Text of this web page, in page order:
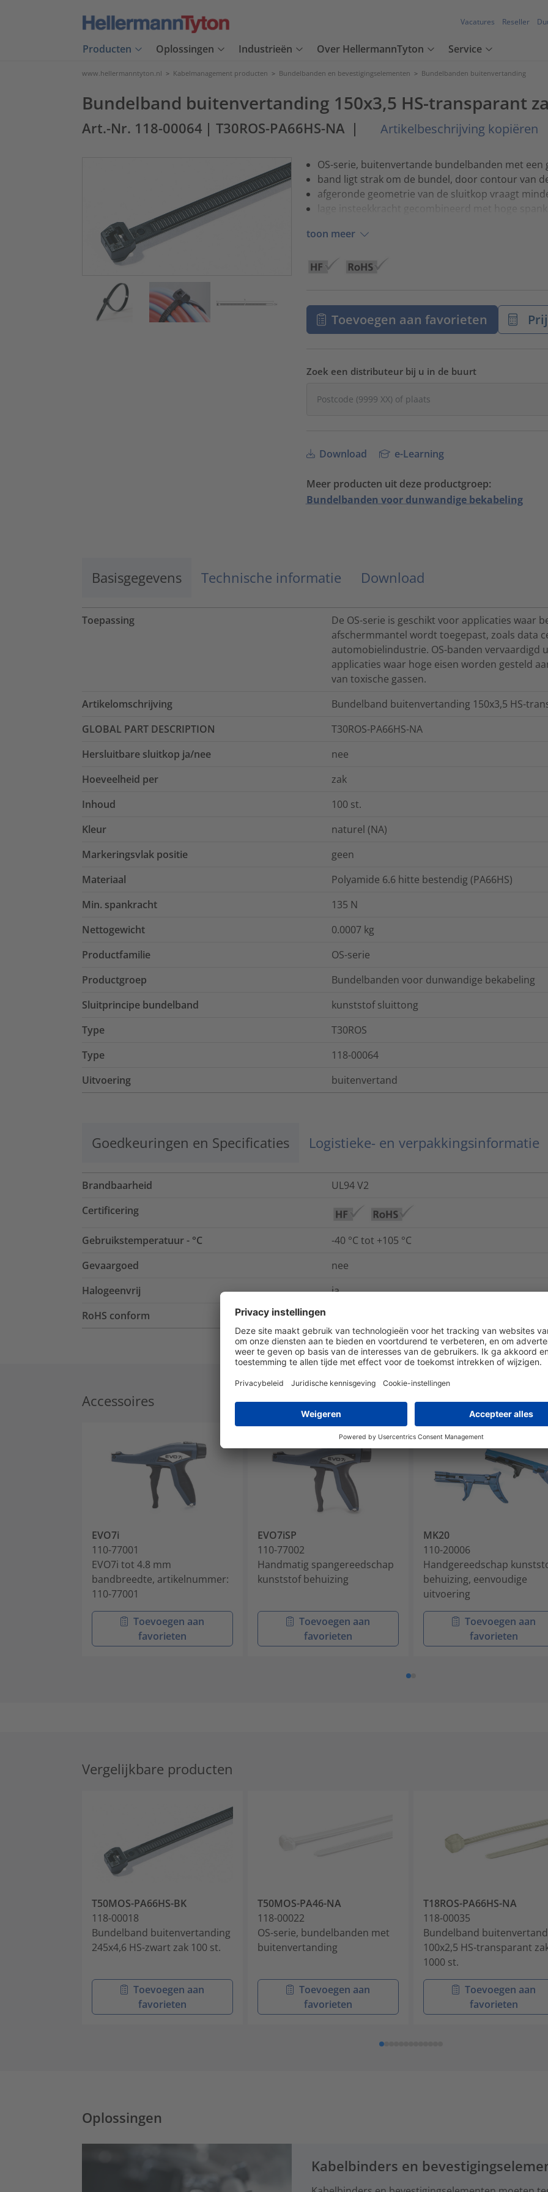
Vacatures Reseller
Producten Oplossingen Industrieën Over HellermannTyton Service
www.hellermanntyton.nl > Kabelmanagement producten > Bundelbanden en bevestigingselementen > Bundelbanden buitenvertanding
Bundelband buitenvertanding 150x3,5 HS-transparant
Art.-Nr. 118-00064 | T30ROS-PA66HS-NA | Artikelbeschrijving kopiëren
OS-serie, buitenvertande bundelbanden met
band ligt strak om de bundel, door contour van
afgeronde geometrie van de sluitkop vraagt
lage insteekkracht gecombineerd met hoge
toon meer
Toevoegen aan favorieten
Zoek een distributeur bij u in de buurt
Download e-Learning
Meer producten uit deze productgroep:
Bundelbanden voor dunwandige bekabeling
Basisgegevens Technische informatie Download
Toepassing
De OS-serie is geschikt voor applicaties waar
afschermmantel wordt toegepast, zoals data
automobielindustrie. OS-banden vervaardigd
applicaties waar hoge eisen worden gesteld
van toxische gassen.
Artikelomschrijving
Bundelband buitenvertanding 150x3,5 HS-
GLOBAL PART DESCRIPTION
T30ROS-PA66HS-NA
Hersluitbare sluitkop ja/nee
nee
Hoeveelheid per
zak
Inhoud
100 st.
Kleur
naturel (NA)
Markeringsvlak positie
geen
Materiaal
Polyamide 6.6 hitte bestendig (PA66HS)
Min. spankracht
135 N
Nettogewicht
0.0007 kg
Productfamilie
OS-serie
Productgroep
Bundelbanden voor dunwandige bekabeling
Sluitprincipe bundelband
kunststof sluittong
Type
T30ROS
Type
118-00064
Uitvoering
buitenvertand
Goedkeuringen en Specificaties Logistieke- en verpakkingsinformatie
Brandbaarheid
UL94 V2
Certificering
Gebruikstemperatuur - °C
-40 °C tot +105 °C
Gevaargoed
nee
Halogeenvrij
ja
RoHS conform
Accessoires
EVO7i
110-77001
EVO7i tot 4.8 mm
bandbreedte, artikelnummer:
110-77001
Toevoegen aan
favorieten
EVO7iSP
110-77002
Handmatig spangereedschap
kunststof behuizing
Toevoegen aan
favorieten
MK20
110-20006
Handgereedschap
behuizing, eenvoudige
uitvoering
Toevoegen aan
favorieten
Vergelijkbare producten
T50MOS-PA66HS-BK
118-00018
Bundelband buitenvertanding
245x4,6 HS-zwart zak 100 st.
Toevoegen aan
favorieten
T50MOS-PA46-NA
118-00022
OS-serie, bundelbanden met
buitenvertanding
Toevoegen aan
favorieten
T18ROS-PA66HS-NA
118-00035
Bundelband
100x2,5 HS-transparant
1000 st.
Toevoegen aan
favorieten
Oplossingen
Kabelbinders en